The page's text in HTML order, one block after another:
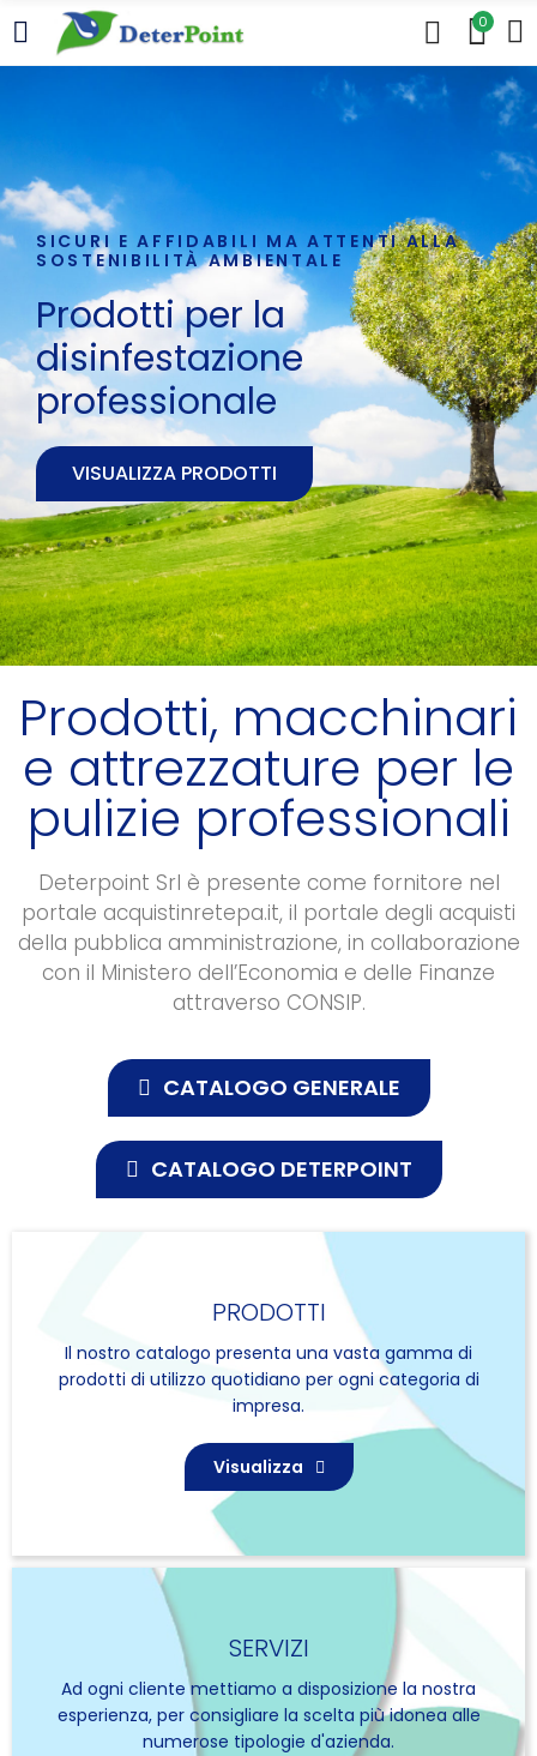
0
SICURI E AFFIDABILI MA ATTENTI ALLA
SOSTENIBILITÀ AMBIENTALE
Prodotti per la
disinfestazione
professionale
VISUALIZZA PRODOTTI
Prodotti, macchinari
e attrezzature per le
pulizie professionali
Deterpoint Srl è presente come fornitore nel
portale acquistinretepa.it, il portale degli acquisti
della pubblica amministrazione, in collaborazione
con il Ministero dell’Economia e delle Finanze
attraverso CONSIP.
CATALOGO GENERALE
CATALOGO DETERPOINT
PRODOTTI
Il nostro catalogo presenta una vasta gamma di
prodotti di utilizzo quotidiano per ogni categoria di
impresa.
Visualizza
SERVIZI
Ad ogni cliente mettiamo a disposizione la nostra
esperienza, per consigliare la scelta più idonea alle
numerose tipologie d'azienda.